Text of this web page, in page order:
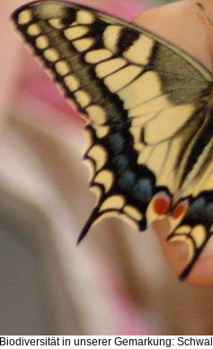
Biodiversität in unserer Gemarkung: